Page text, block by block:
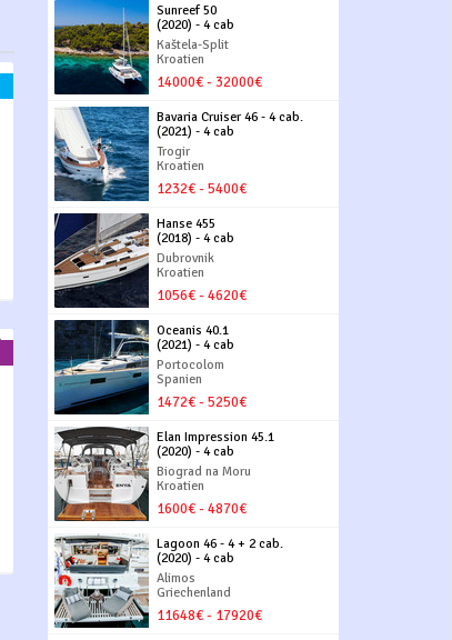
Sunreef 50
(2020) - 4 cab
Kaštela-Split
Kroatien
14000€ - 32000€
Bavaria Cruiser 46 - 4 cab.
(2021) - 4 cab
Trogir
Kroatien
1232€ - 5400€
Hanse 455
(2018) - 4 cab
Dubrovnik
Kroatien
1056€ - 4620€
Oceanis 40.1
(2021) - 4 cab
Portocolom
Spanien
1472€ - 5250€
Elan Impression 45.1
(2020) - 4 cab
Biograd na Moru
Kroatien
1600€ - 4870€
Lagoon 46 - 4 + 2 cab.
(2020) - 4 cab
Alimos
Griechenland
11648€ - 17920€